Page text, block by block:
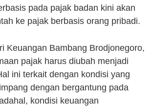
pada pajak badan kini akan
ke pajak berbasis orang pribadi.
Keuangan Bambang Brodjonegoro,
pajak harus diubah menjadi
ini terkait dengan kondisi yang
dengan bergantung pada
kondisi keuangan